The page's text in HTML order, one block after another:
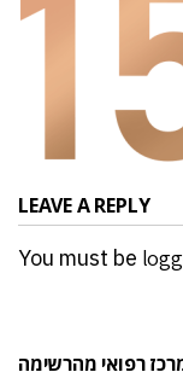
LEAVE A REPLY
You must be
רפואי מהרשימה